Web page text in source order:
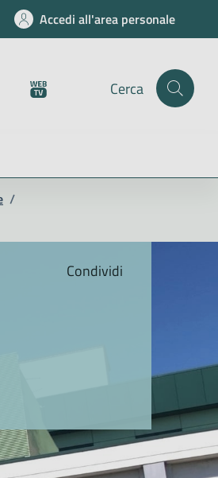
Accedi all'area personale
Cerca
/
Condividi